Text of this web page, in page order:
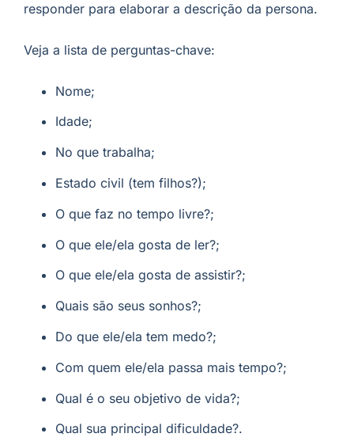
responder para elaborar a descrição da persona.
Veja a lista de perguntas-chave:
Nome;
Idade;
No que trabalha;
Estado civil (tem filhos?);
O que faz no tempo livre?;
O que ele/ela gosta de ler?;
O que ele/ela gosta de assistir?;
Quais são seus sonhos?;
Do que ele/ela tem medo?;
Com quem ele/ela passa mais tempo?;
Qual é o seu objetivo de vida?;
Qual sua principal dificuldade?.